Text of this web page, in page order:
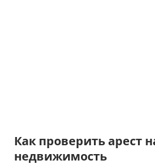
Как проверить арест
недвижимость